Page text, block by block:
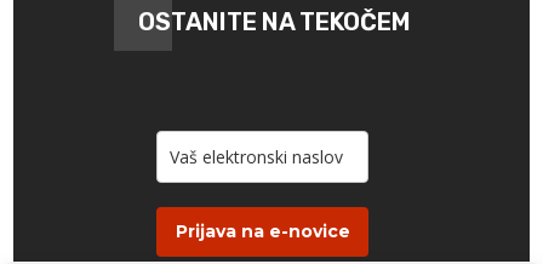
OSTANITE NA TEKOČEM
Prijava na e-novice